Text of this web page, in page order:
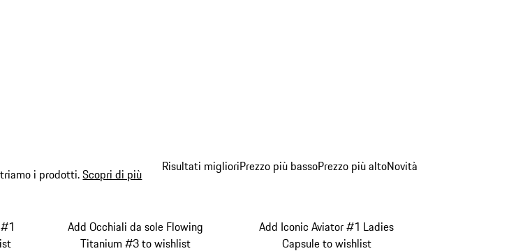
Risultati miglioriPrezzo più bassoPrezzo più altoNovità
i prodotti.Scopri di più
Add Occhiali da sole Flowing
Titanium #3 to wishlist
Add Iconic Aviator #1 Ladies
Capsule to wishlist